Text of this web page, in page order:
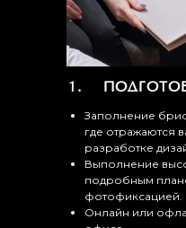
Заполнение
где отражаются
разработке
Выполнение
подробным
фотофиксацией.
Онлайн или